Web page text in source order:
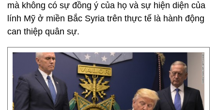
mà không có sự đồng ý của họ và sự hiện diện của
lính Mỹ ở miền Bắc Syria trên thực tế là hành động
can thiệp quân sự.